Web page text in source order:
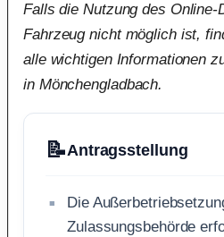
Falls die Nutzung des Online-
Fahrzeug nicht möglich ist,
alle wichtigen Informationen
in Mönchengladbach.
📝Antragsstellung
Die
Zulassungsbehörde